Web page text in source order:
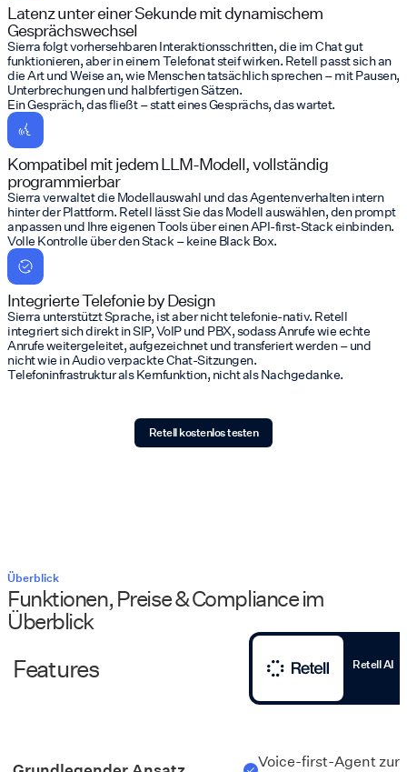
Latenz unter einer Sekunde mit dynamischem
Gesprächswechsel
Sierra folgt vorhersehbaren Interaktionsschritten, die im Chat gut
funktionieren, aber in einem Telefonat steif wirken. Retell passt sich an
die Art und Weise an, wie Menschen tatsächlich sprechen – mit Pausen,
Unterbrechungen und halbfertigen Sätzen.
Ein Gespräch, das fließt – statt eines Gesprächs, das wartet.
Kompatibel mit jedem LLM-Modell, vollständig
programmierbar
Sierra verwaltet die Modellauswahl und das Agentenverhalten intern
hinter der Plattform. Retell lässt Sie das Modell auswählen, den prompt
anpassen und Ihre eigenen Tools über einen API-first-Stack einbinden.
Volle Kontrolle über den Stack – keine Black Box.
Integrierte Telefonie by Design
Sierra unterstützt Sprache, ist aber nicht telefonie-nativ. Retell
integriert sich direkt in SIP, VoIP und PBX, sodass Anrufe wie echte
Anrufe weitergeleitet, aufgezeichnet und transferiert werden – und
nicht wie in Audio verpackte Chat-Sitzungen.
Telefoninfrastruktur als Kernfunktion, nicht als Nachgedanke.
Retell kostenlos testen
Überblick
Funktionen, Preise & Compliance im
Überblick
Features Retell AI
Voice-first-Agent zur